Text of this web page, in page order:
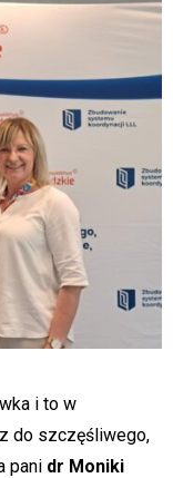
i to w
do szczęśliwego,
pani dr Moniki